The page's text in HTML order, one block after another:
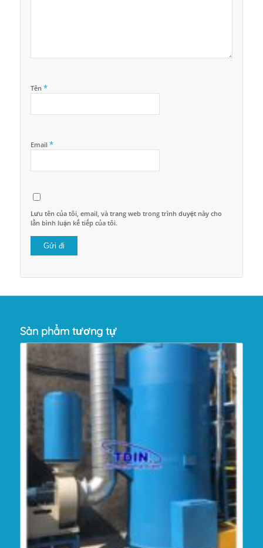
Tên *
Email *
Lưu tên của tôi, email, và trang web trong trình duyệt này cho
lần bình luận kế tiếp của tôi.
Sản phẩm tương tự